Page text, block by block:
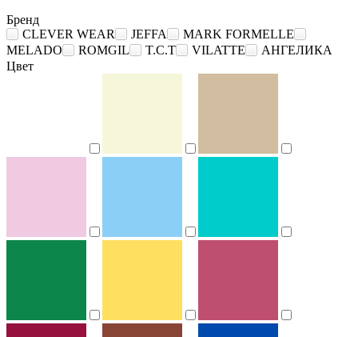
Бренд
CLEVER WEAR
JEFFA
MARK FORMELLE
MELADO
ROMGIL T.C.T VILATTE
АНГЕЛИКА
Цвет